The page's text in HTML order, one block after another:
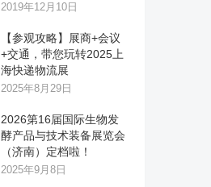
2019年12月10日
【参观攻略】展商+会议
+交通，带您玩转2025上
海快递物流展
2025年8月29日
2026第16届国际生物发
酵产品与技术装备展览会
（济南）定档啦！
2025年9月8日